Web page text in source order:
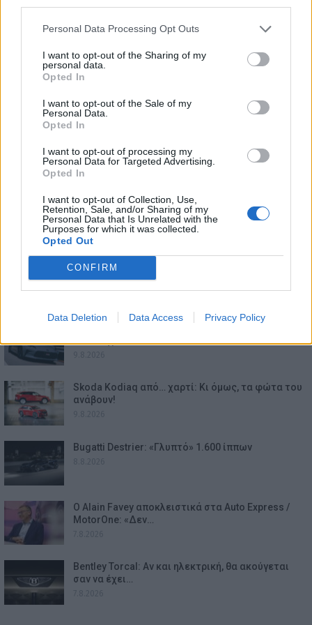
Personal Data Processing Opt Outs
I want to opt-out of the Sharing of my
personal data.
Opted In
I want to opt-out of the Sale of my
Personal Data.
Opted In
I want to opt-out of processing my
Personal Data for Targeted Advertising.
Opted In
I want to opt-out of Collection, Use,
Retention, Sale, and/or Sharing of my
Personal Data that Is Unrelated with the
Purposes for which it was collected.
Opted Out
CONFIRM
Data Deletion Data Access Privacy Policy
ΕΠΙΚΑΙΡΟΤΗΤΑ
Skoda Kodiaq από… χαρτί: Κι όμως, τα φώτα του
ανάβουν!
Bugatti Destrier: «Γλυπτό» 1.600 ίππων
Ο Alain Favey αποκλειστικά στα Auto Express /
MotorOne: «Δεν…
Bentley Torcal: Αν και ηλεκτρική, θα ακούγεται
σαν να έχει…